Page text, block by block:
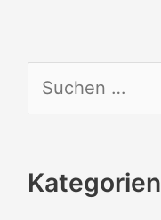
u
h
Kategorien